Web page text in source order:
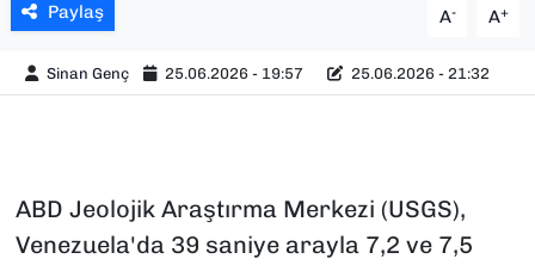
Paylaş A- A+
Sinan Genç 25.06.2026 - 19:57 25.06.2026 - 21:32
ABD Jeolojik Araştırma Merkezi (USGS),
Venezuela'da 39 saniye arayla 7,2 ve 7,5